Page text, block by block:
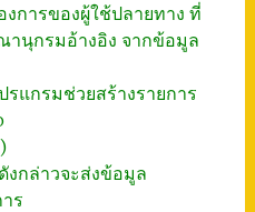
การของผู้ใช้ปลายทาง ที่
านุกรมอ้างอิง จากข้อมูล
รแกรมช่วยสร้างรายการ
งกล่าวจะส่งข้อมูล
ร